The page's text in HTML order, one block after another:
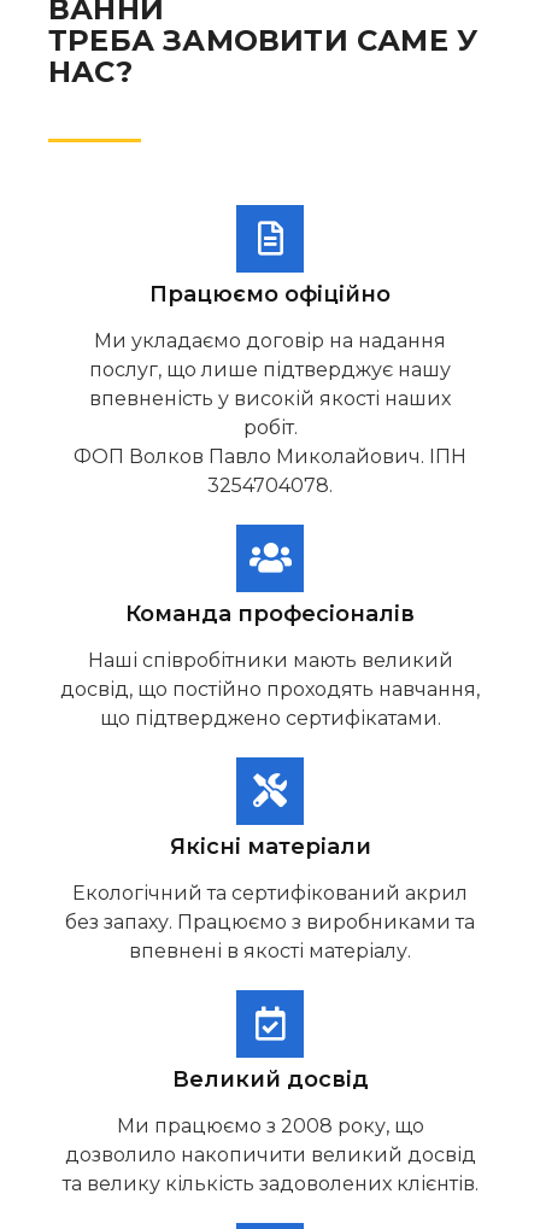
ВАННИ
ТРЕБА ЗАМОВИТИ САМЕ У
НАС?
Працюємо офіційно
Ми укладаємо договір на надання
послуг, що лише підтверджує нашу
впевненість у високій якості наших
робіт.
ФОП Волков Павло Миколайович. ІПН
3254704078.
Команда професіоналів
Наші співробітники мають великий
досвід, що постійно проходять навчання,
що підтверджено сертифікатами.
Якісні матеріали
Екологічний та сертифікований акрил
без запаху. Працюємо з виробниками та
впевнені в якості матеріалу.
Великий досвід
Ми працюємо з 2008 року, що
дозволило накопичити великий досвід
та велику кількість задоволених клієнтів.